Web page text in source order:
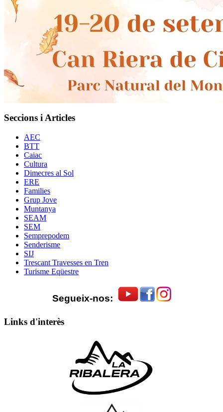
Seccions i Articles
AEC
BTT
Caiac
Cultura
Dimecres al Sol
ERE
Families
Grup Jove
Muntanya
SEAM
SEM
Semprepodem
Senderisme
SIJ
Trescant Travesses en Tren
Turisme Eqüestre
Segueix-nos:
Links d'interès